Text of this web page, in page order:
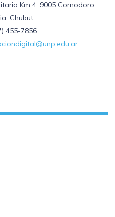
Km 4, 9005 Comodoro
Chubut
455-7856